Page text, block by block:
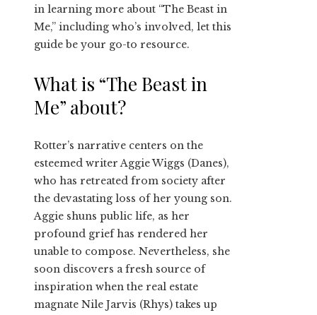
in learning more about “The Beast in
Me,” including who’s involved, let this
guide be your go-to resource.
What is “The Beast in
Me” about?
Rotter’s narrative centers on the
esteemed writer Aggie Wiggs (Danes),
who has retreated from society after
the devastating loss of her young son.
Aggie shuns public life, as her
profound grief has rendered her
unable to compose. Nevertheless, she
soon discovers a fresh source of
inspiration when the real estate
magnate Nile Jarvis (Rhys) takes up